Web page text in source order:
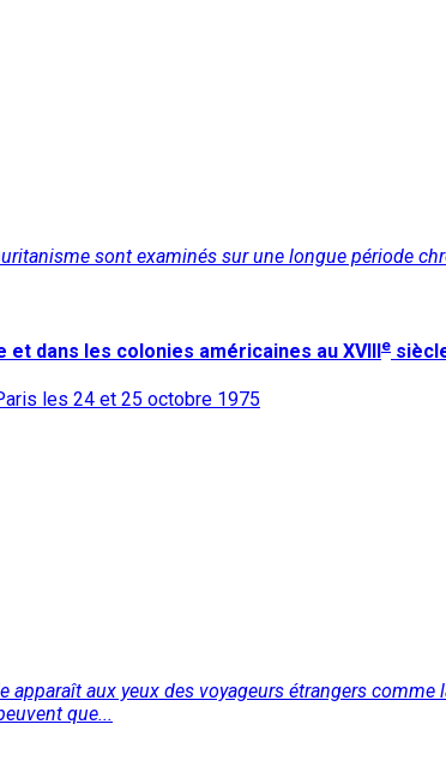
sont examinés sur une longue période
dans les colonies américaines au XVIIIe
les 24 et 25 octobre 1975
apparaît aux yeux des voyageurs étrangers
que...